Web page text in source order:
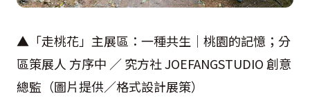
▲「走桃花」主展區：一種共生｜桃園的記憶；分
區策展人 方序中 ／ 究方社 JOEFANGSTUDIO 創意
總監（圖片提供／格式設計展策）